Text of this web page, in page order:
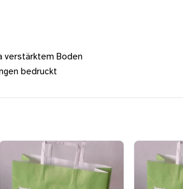
verstärktem Boden
bedruckt